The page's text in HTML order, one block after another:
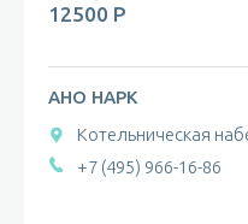
12500 Р
АНО НАРК
Котельническая
+7 (495) 966-16-86